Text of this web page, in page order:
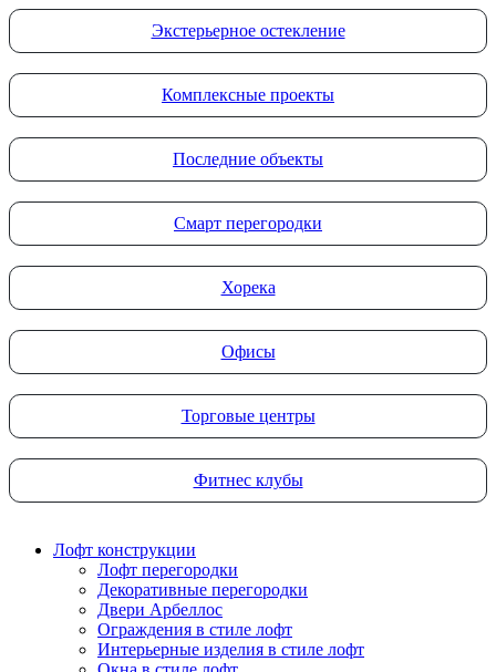
Экстерьерное остекление
Комплексные проекты
Последние объекты
Смарт перегородки
Хорека
Офисы
Торговые центры
Фитнес клубы
Лофт конструкции
Лофт перегородки
Декоративные перегородки
Двери Арбеллос
Ограждения в стиле лофт
Интерьерные изделия в стиле лофт